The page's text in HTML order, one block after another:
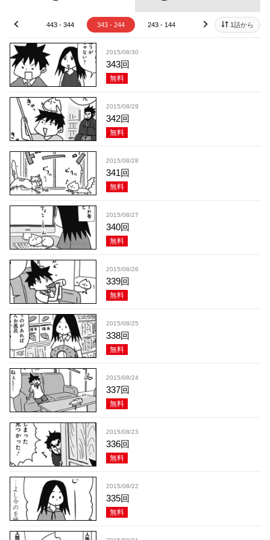
- 444 443 - 344 343 - 244 243 - 144 143 - 44 43 -
prev next 1話から
2015/08/30
343回
無料
2015/08/29
342回
無料
2015/08/28
341回
無料
2015/08/27
340回
無料
2015/08/26
339回
無料
2015/08/25
338回
無料
2015/08/24
337回
無料
2015/08/23
336回
無料
2015/08/22
335回
無料